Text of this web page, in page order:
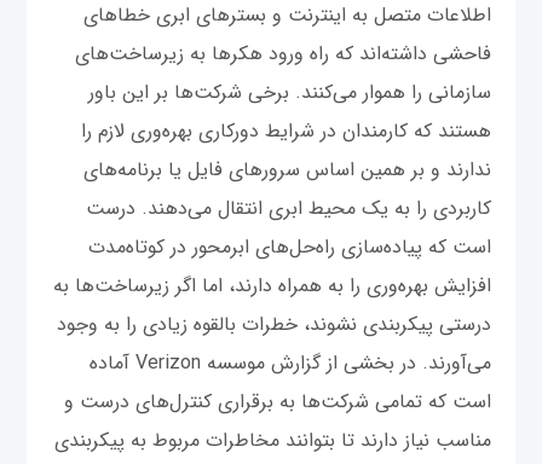
اطلاعات متصل به اینترنت و بسترهای ابری خطاهای
فاحشی داشته‌اند که راه ورود هکرها به زیرساخت‌های
سازمانی را هموار می‌کنند. برخی شرکت‌ها بر این باور
هستند که کارمندان در شرایط دورکاری بهره‌وری لازم را
ندارند و بر همین اساس سرورهای فایل یا برنامه‌های
کاربردی را به یک محیط ابری انتقال می‌دهند. درست
است که پیاده‌سازی راه‌حل‌های ابرمحور در کوتاه‌مدت
افزایش بهره‌وری را به همراه دارند، اما اگر زیرساخت‌ها به
درستی پیکربندی نشوند، خطرات بالقوه زیادی را به وجود
می‌آورند. در بخشی از گزارش موسسه Verizon آماده
است که تمامی شرکت‌ها به برقراری کنترل‌های درست و
مناسب نیاز دارند تا بتوانند مخاطرات مربوط به پیکربندی